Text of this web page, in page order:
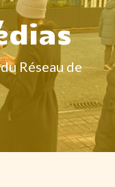
Réseau de